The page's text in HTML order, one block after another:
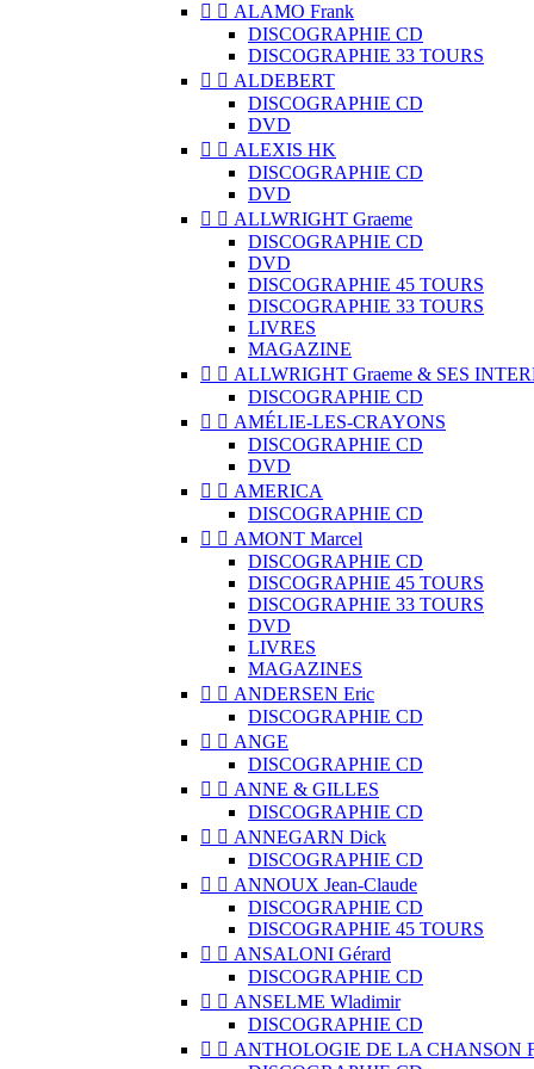
  ALAMO Frank
DISCOGRAPHIE CD
DISCOGRAPHIE 33 TOURS
  ALDEBERT
DISCOGRAPHIE CD
DVD
  ALEXIS HK
DISCOGRAPHIE CD
DVD
  ALLWRIGHT Graeme
DISCOGRAPHIE CD
DVD
DISCOGRAPHIE 45 TOURS
DISCOGRAPHIE 33 TOURS
LIVRES
MAGAZINE
  ALLWRIGHT Graeme & SES
DISCOGRAPHIE CD
  AMÉLIE-LES-CRAYONS
DISCOGRAPHIE CD
DVD
  AMERICA
DISCOGRAPHIE CD
  AMONT Marcel
DISCOGRAPHIE CD
DISCOGRAPHIE 45 TOURS
DISCOGRAPHIE 33 TOURS
DVD
LIVRES
MAGAZINES
  ANDERSEN Eric
DISCOGRAPHIE CD
  ANGE
DISCOGRAPHIE CD
  ANNE & GILLES
DISCOGRAPHIE CD
  ANNEGARN Dick
DISCOGRAPHIE CD
  ANNOUX Jean-Claude
DISCOGRAPHIE CD
DISCOGRAPHIE 45 TOURS
  ANSALONI Gérard
DISCOGRAPHIE CD
  ANSELME Wladimir
DISCOGRAPHIE CD
  ANTHOLOGIE DE LA CHANSON